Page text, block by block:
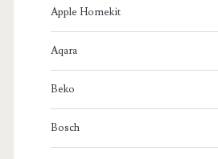
Apple Homekit
Aqara
Beko
Bosch